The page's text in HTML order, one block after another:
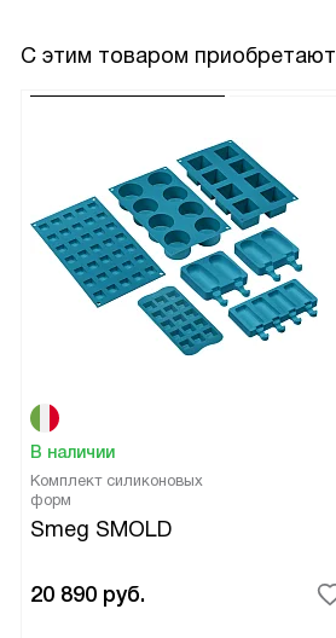
С этим товаром приобретают
В наличии
Комплект силиконовых
форм
Smeg SMOLD
20 890 руб.